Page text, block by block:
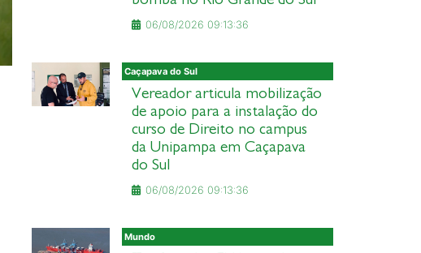
06/08/2026 09:13:36
Caçapava do Sul
Vereador articula mobilização
de apoio para a instalação do
curso de Direito no campus
da Unipampa em Caçapava
do Sul
06/08/2026 09:13:36
Mundo